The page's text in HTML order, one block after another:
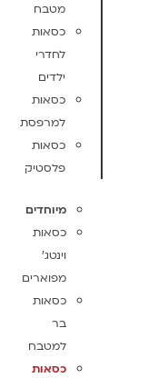
מטבח
כסאות
לחדרי
ילדים
כסאות
למרפסת
כסאות
פלסטיק
מיוחדים
כסאות
וינטג'
מפוארים
כסאות
בר
למטבח
כסאות